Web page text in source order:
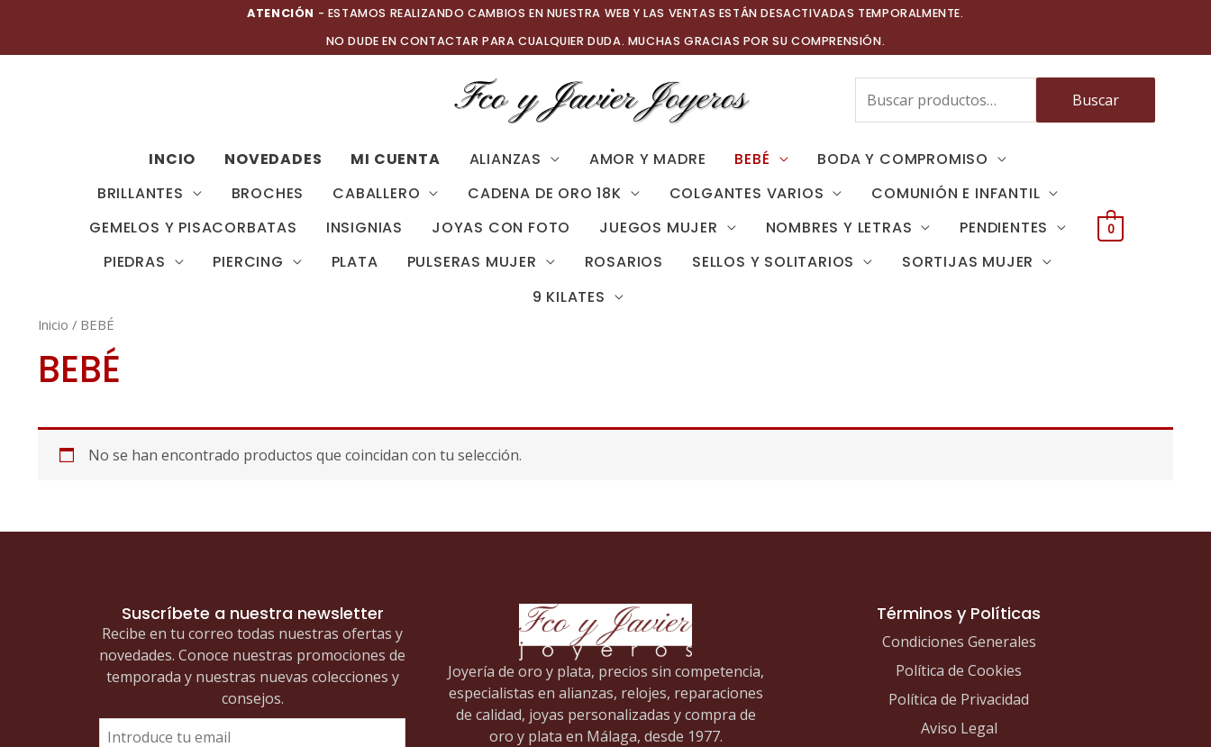
contenido
ATENCIÓN - ESTAMOS REALIZANDO CAMBIOS EN NUESTRA WEB Y LAS VENTAS ESTÁN DESACTIVADAS TEMPORALMENTE.
NO DUDE EN CONTACTAR PARA CUALQUIER DUDA. MUCHAS GRACIAS POR SU COMPRENSIÓN.
Buscar
por:
Buscar
INCIO NOVEDADES MI CUENTA ALIANZAS AMOR Y MADRE BEBÉ
BODA Y COMPROMISO
BRILLANTES
BROCHES CABALLERO CADENA DE ORO 18K COLGANTES VARIOS
COMUNIÓN E INFANTIL
GEMELOS Y PISACORBATAS
INSIGNIAS JOYAS CON FOTO JUEGOS MUJER NOMBRES Y LETRAS
PENDIENTES
PIEDRAS
PIERCING PLATA PULSERAS MUJER ROSARIOS SELLOS Y SOLITARIOS
SORTIJAS MUJER
9 KILATES
0
Inicio / BEBÉ
BEBÉ
No se han encontrado productos que coincidan con tu selección.
Suscríbete a nuestra newsletter
Recibe en tu correo todas nuestras ofertas y
novedades. Conoce nuestras promociones de
temporada y nuestras nuevas colecciones y
consejos.
Joyería de oro y plata, precios sin competencia,
especialistas en alianzas, relojes, reparaciones
de calidad, joyas personalizadas y compra de
oro y plata en Málaga, desde 1977.
Términos y Políticas
Condiciones Generales
Política de Cookies
Política de Privacidad
Aviso Legal